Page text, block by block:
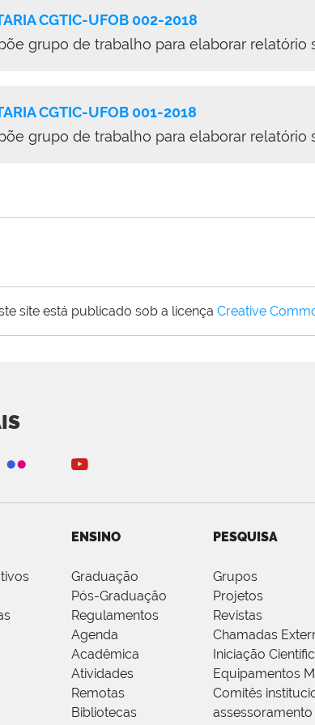
CGTIC-UFOB 002-2018
grupo de trabalho para elaborar relatório
CGTIC-UFOB 001-2018
grupo de trabalho para elaborar
site está publicado sob a licença Creative
ENSINO
Graduação
Pós-Graduação
Regulamentos
Agenda
Acadêmica
Atividades
Remotas
Bibliotecas
PESQUISA
Grupos
Projetos
Revistas
Chamadas
Iniciação
Equipamentos
Comitês
assessoramento